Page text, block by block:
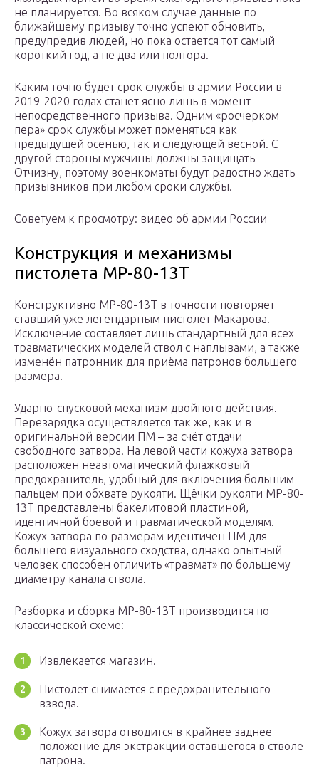
не планируется. Во всяком случае данные по
ближайшему призыву точно успеют обновить,
предупредив людей, но пока остается тот самый
короткий год, а не два или полтора.
Каким точно будет срок службы в армии России в
2019-2020 годах станет ясно лишь в момент
непосредственного призыва. Одним «росчерком
пера» срок службы может поменяться как
предыдущей осенью, так и следующей весной. С
другой стороны мужчины должны защищать
Отчизну, поэтому военкоматы будут радостно ждать
призывников при любом сроки службы.
Советуем к просмотру: видео об армии России
Конструкция и механизмы
пистолета МР-80-13Т
Конструктивно МР-80-13Т в точности повторяет
ставший уже легендарным пистолет Макарова.
Исключение составляет лишь стандартный для всех
травматических моделей ствол с наплывами, а также
изменён патронник для приёма патронов большего
размера.
Ударно-спусковой механизм двойного действия.
Перезарядка осуществляется так же, как и в
оригинальной версии ПМ – за счёт отдачи
свободного затвора. На левой части кожуха затвора
расположен неавтоматический флажковый
предохранитель, удобный для включения большим
пальцем при обхвате рукояти. Щёчки рукояти МР-80-
13Т представлены бакелитовой пластиной,
идентичной боевой и травматической моделям.
Кожух затвора по размерам идентичен ПМ для
большего визуального сходства, однако опытный
человек способен отличить «травмат» по большему
диаметру канала ствола.
Разборка и сборка МР-80-13Т производится по
классической схеме:
Извлекается магазин.
Пистолет снимается с предохранительного
взвода.
Кожух затвора отводится в крайнее заднее
положение для экстракции оставшегося в стволе
патрона.